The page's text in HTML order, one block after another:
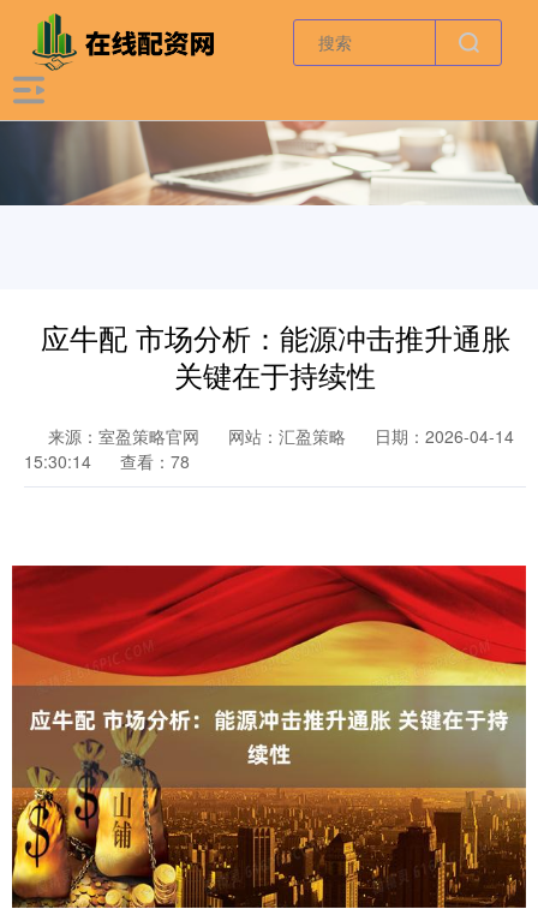
应牛配 市场分析：能源冲击推升通胀
关键在于持续性
来源：室盈策略官网 网站：汇盈策略
日期：2026-04-14
15:30:14
查看：78